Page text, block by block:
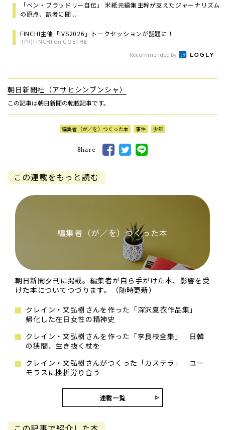
「ベン・ブラッドリー自伝」 米紙元編集主幹が支えたジャーナリズム
の原点、訳者に聞...
FINCHI主催「IVS2026」トークセッションが話題に！
(PR)FINCHI on GOETHE
Recommended by
朝日新聞社（アサヒシンブンシャ）
この記事は朝日新聞の転載記事です。
編集者（が／を）つくった本 事件 少年
Share
この連載をもっと読む
編集者（が／を）つくった本
朝日新聞夕刊に掲載。編集者が自ら手がけた本、影響を受
けた本についてつづります。（随時更新）
クレイン・文弘樹さんを作った「深沢夏衣作品集」
帰化した在日女性の精神史
クレイン・文弘樹さんを作った「李良枝全集」 日韓
の狭間、生き抜く杖を
クレイン・文弘樹さんがつくった「カステラ」 ユー
モラスに挫折労り合う
連載一覧